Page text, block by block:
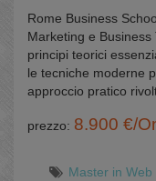
Rome Business
Marketing e
principi teorici
le tecniche moderne
approccio pratico
prezzo: 8.900 €/
Master in Web